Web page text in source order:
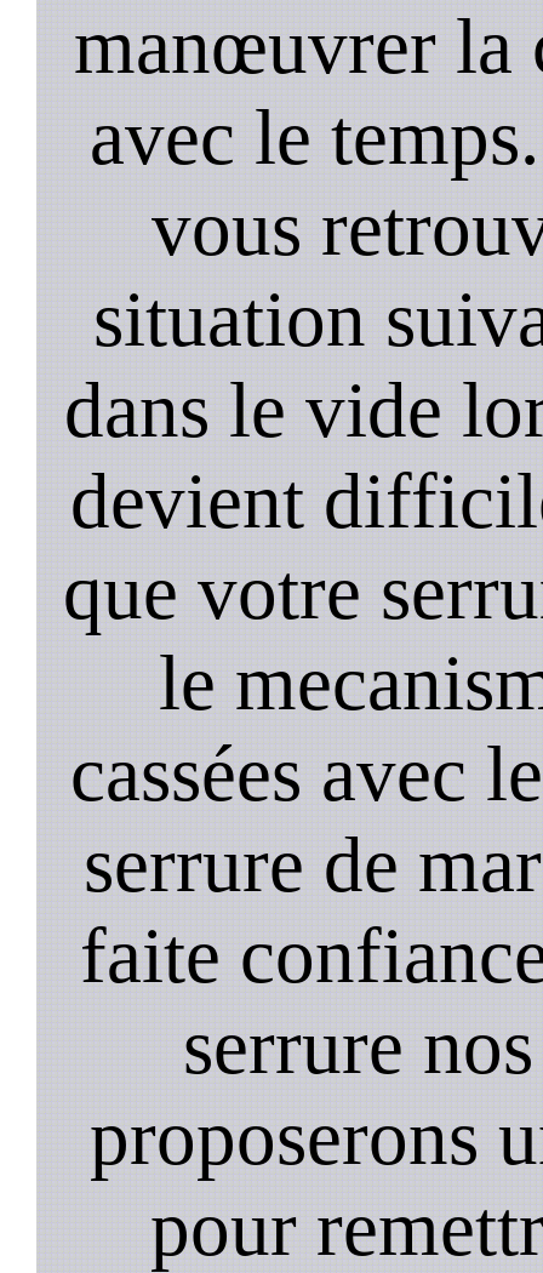
manœuvrer la
avec le
vous
situation
dans le vide
devient
que votre
le
cassées avec
serrure de
faite
serrure
proposerons
pour